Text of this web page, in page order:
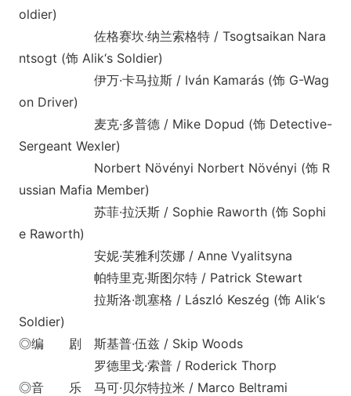
oldier)
佐格赛坎·纳兰索格特 / Tsogtsaikan Nara
ntsogt (饰 Alik‘s Soldier)
伊万·卡马拉斯 / Iván Kamarás (饰 G-Wag
on Driver)
麦克·多普德 / Mike Dopud (饰 Detective-
Sergeant Wexler)
Norbert Növényi Norbert Növényi (饰 R
ussian Mafia Member)
苏菲·拉沃斯 / Sophie Raworth (饰 Sophi
e Raworth)
安妮·芙雅利茨娜 / Anne Vyalitsyna
帕特里克·斯图尔特 / Patrick Stewart
拉斯洛·凯塞格 / László Keszég (饰 Alik‘s
Soldier)
◎编 剧 斯基普·伍兹 / Skip Woods
罗德里戈·索普 / Roderick Thorp
◎音 乐 马可·贝尔特拉米 / Marco Beltrami